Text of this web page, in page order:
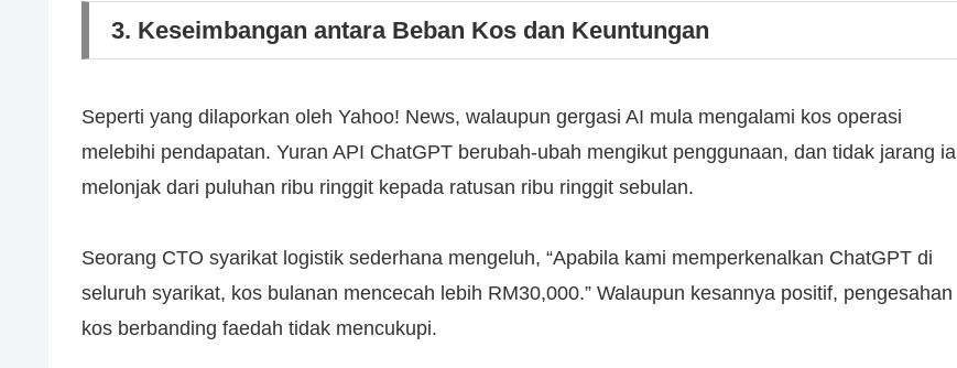
3. Keseimbangan antara Beban Kos dan Keuntungan
Seperti yang dilaporkan oleh Yahoo! News, walaupun gergasi AI mula mengalami kos operasi
melebihi pendapatan. Yuran API ChatGPT berubah-ubah mengikut penggunaan, dan tidak jarang ia
melonjak dari puluhan ribu ringgit kepada ratusan ribu ringgit sebulan.
Seorang CTO syarikat logistik sederhana mengeluh, “Apabila kami memperkenalkan ChatGPT di
seluruh syarikat, kos bulanan mencecah lebih RM30,000.” Walaupun kesannya positif, pengesahan
kos berbanding faedah tidak mencukupi.